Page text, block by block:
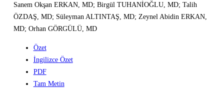
Sanem Okşan ERKAN, MD; Birgül TUHANİOĞLU, MD; Talih
ÖZDAŞ, MD; Süleyman ALTINTAŞ, MD; Zeynel Abidin ERKAN,
MD; Orhan GÖRGÜLÜ, MD
Özet
İngilizce Özet
PDF
Tam Metin